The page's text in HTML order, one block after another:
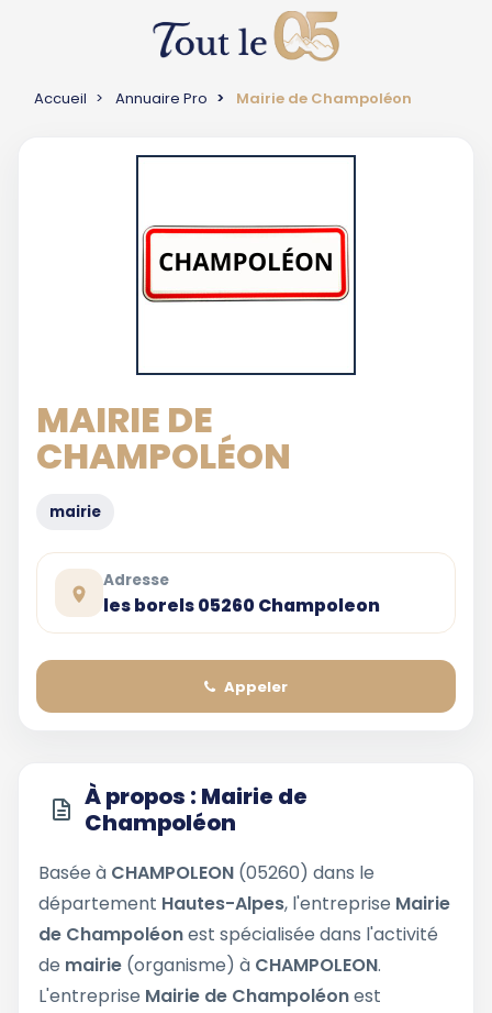
Accueil Annuaire Pro Mairie de Champoléon
MAIRIE DE
CHAMPOLÉON
mairie
Adresse
les borels 05260 Champoleon
Appeler
À propos : Mairie de
Champoléon
Basée à CHAMPOLEON (05260) dans le
département Hautes-Alpes, l'entreprise Mairie
de Champoléonest spécialisée dans l'activité
de mairie (organisme) à CHAMPOLEON.
L'entreprise Mairie de Champoléonest